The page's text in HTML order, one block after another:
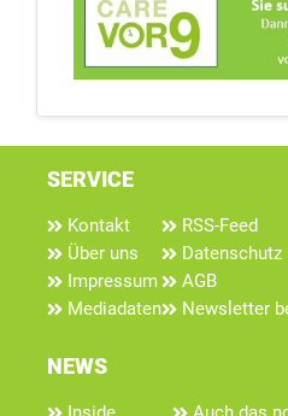
SERVICE
Kontakt
Über uns
Impressum
Mediadaten
RSS-Feed
Datenschutz
AGB
Newsletter
NEWS